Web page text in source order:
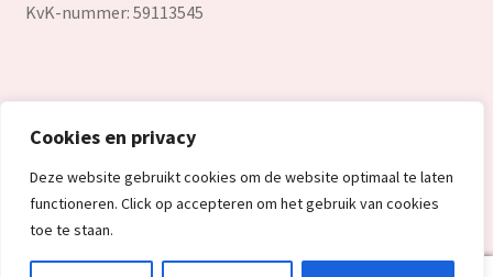
Cookies en privacy
Deze website gebruikt cookies om de website optimaal te laten
functioneren. Click op accepteren om het gebruik van cookies
toe te staan.
KvK-nummer: 59113545
© Redealer.nl | Gecontroleerde retourproducten en nieuwe
overstockproducten tegen een onverslaanbare lage prijs.
2026